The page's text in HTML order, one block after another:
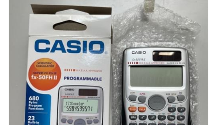
聯絡我們
產品保養
請人
下載
會員專區